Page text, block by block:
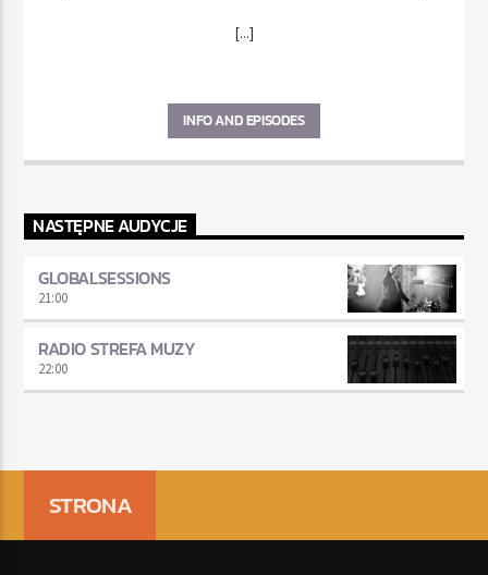
[...]
INFO AND EPISODES
NASTĘPNE AUDYCJE
GLOBALSESSIONS
21:00
RADIO STREFA MUZY
22:00
STRONA